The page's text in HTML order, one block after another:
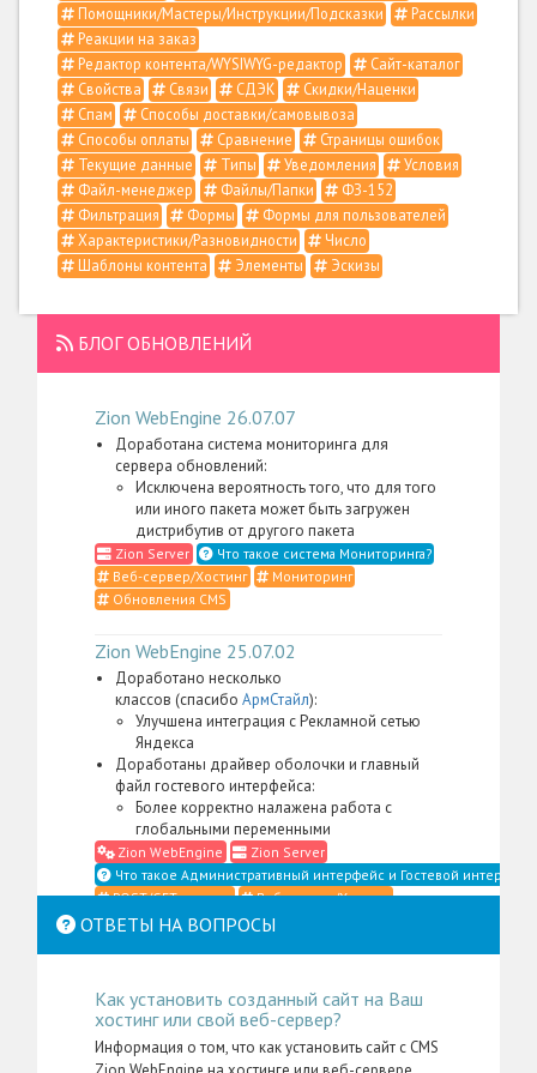
Помощники/Мастеры/Инструкции/Подсказки
Рассылки
Реакции на заказ
Редактор контента/WYSIWYG-редактор
Сайт-каталог
Свойства
Связи СДЭК
Скидки/Наценки
Спам
Способы доставки/самовывоза
Способы оплаты
Сравнение
Страницы ошибок
Текущие данные
Типы Уведомления
Условия
Файл-менеджер
Файлы/Папки
ФЗ-152
Фильтрация
Формы
Формы для пользователей
Характеристики/Разновидности
Число
Шаблоны контента
Элементы Эскизы
БЛОГ ОБНОВЛЕНИЙ
Zion WebEngine 26.07.07
Доработана система мониторинга для
сервера обновлений:
Исключена вероятность того, что для того
или иного пакета может быть загружен
дистрибутив от другого пакета
Zion Server
Что такое система Мониторинга?
Веб-сервер/Хостинг
Мониторинг
Обновления CMS
Zion WebEngine 25.07.02
Доработано несколько
классов (спасибо АрмСтайл):
Улучшена интеграция с Рекламной сетью
Яндекса
Доработаны драйвер оболочки и главный
файл гостевого интерфейса:
Более корректно налажена работа с
глобальными переменными
Zion WebEngine
Zion Server
Что такое Административный интерфейс и Гостевой
POST/GET-данные
Веб-сервер/Хостинг
Гостевой интерфейс
Доступы/Пользователи
Zion WebEngine 25.06.27
Доработаны плагин универсального меню и
элемент Место в структуре (спасибо Moto-
Retail18):
ОТВЕТЫ НА ВОПРОСЫ
Как установить созданный сайт на Ваш
хостинг или свой веб-сервер?
Информация о том, что как установить сайт с CMS